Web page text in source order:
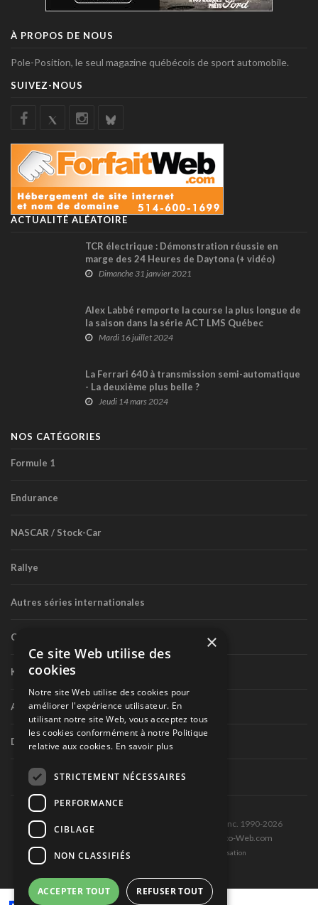
À PROPOS DE NOUS
Pole-Position, le seul magazine québécois de sport automobile.
SUIVEZ-NOUS
ACTUALITÉ ALÉATOIRE
TCR électrique : Démonstration réussie en
marge des 24 Heures de Daytona (+ vidéo)
Dimanche 31 janvier 2021
Alex Labbé remporte la course la plus longue de
la saison dans la série ACT LMS Québec
Mardi 16 juillet 2024
La Ferrari 640 à transmission semi-automatique
- La deuxième plus belle ?
Jeudi 14 mars 2024
NOS CATÉGORIES
Formule 1
Endurance
NASCAR / Stock-Car
Rallye
Autres séries internationales
Circuit routier canadien
Karting
Autres séries nationales
Divers
Tous droits réservés © Les Éditions Pole-Position inc. 1990-2026
Ce site est produit et hébergé par Montréal-Photo-Web.com
Politique de confidentialité et Conditions d’utilisation
×
Ce site Web utilise des
cookies
Notre site Web utilise des cookies pour
améliorer l'expérience utilisateur. En
utilisant notre site Web, vous acceptez tous
les cookies conformément à notre Politique
relative aux cookies. En savoir plus
STRICTEMENT NÉCESSAIRES
PERFORMANCE
CIBLAGE
NON CLASSIFIÉS
ACCEPTER TOUT REFUSER TOUT